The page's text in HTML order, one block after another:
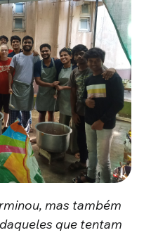
mas também
que tentam